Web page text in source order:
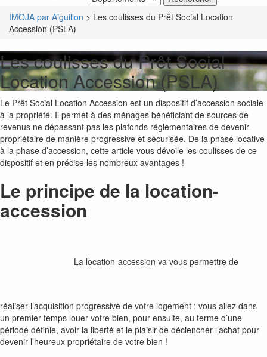
IMOJA par Aiguillon > Les coulisses du Prêt Social Location
Accession (PSLA)
Les coulisses du Prêt Social
Location Accession (PSLA)
Le Prêt Social Location Accession est un dispositif d’accession sociale
à la propriété. Il permet à des ménages bénéficiant de sources de
revenus ne dépassant pas les plafonds réglementaires de devenir
propriétaire de manière progressive et sécurisée. De la phase locative
à la phase d’accession, cette article vous dévoile les coulisses de ce
dispositif et en précise les nombreux avantages !
Le principe de la location-
accession
La location-accession va vous permettre de
réaliser l’acquisition progressive de votre logement : vous allez dans
un premier temps louer votre bien, pour ensuite, au terme d’une
période définie, avoir la liberté et le plaisir de déclencher l’achat pour
devenir l’heureux propriétaire de votre bien !